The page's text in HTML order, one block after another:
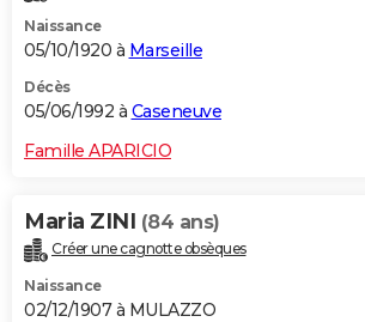
Naissance
05/10/1920 à Marseille
Décès
05/06/1992 à Caseneuve
Famille APARICIO
Maria ZINI (84 ans)
Créer une cagnotte obsèques
Naissance
02/12/1907 à MULAZZO